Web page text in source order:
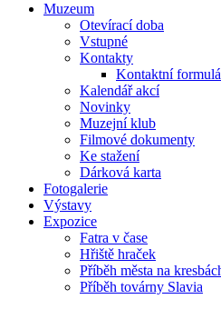
Muzeum
Otevírací doba
Vstupné
Kontakty
Kontaktní
Kalendář akcí
Novinky
Muzejní klub
Filmové dokumenty
Ke stažení
Dárková karta
Fotogalerie
Výstavy
Expozice
Fatra v čase
Hřiště hraček
Příběh města na
Příběh továrny Slavia